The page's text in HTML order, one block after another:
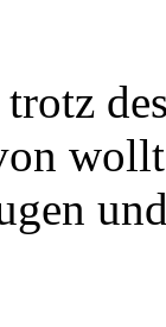
trotz